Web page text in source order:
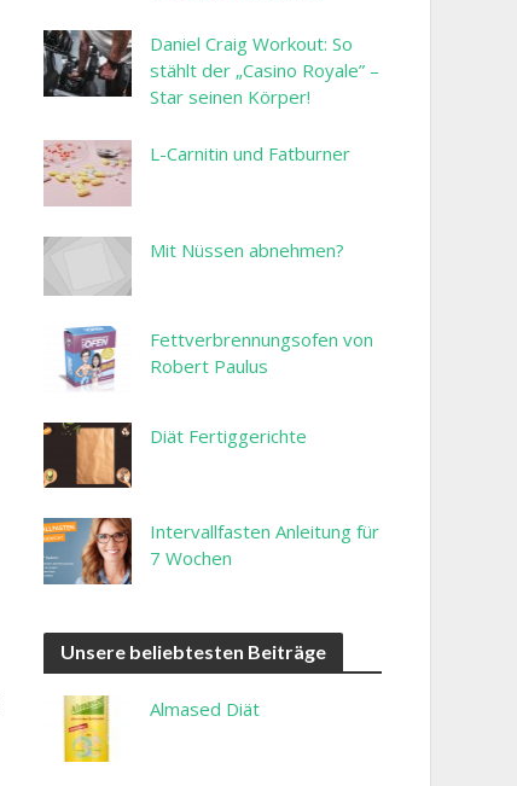
Daniel Craig Workout: So
stählt der „Casino Royale” –
Star seinen Körper!
L-Carnitin und Fatburner
Mit Nüssen abnehmen?
Fettverbrennungsofen von
Robert Paulus
Diät Fertiggerichte
Intervallfasten Anleitung für
7 Wochen
Unsere beliebtesten Beiträge
Almased Diät